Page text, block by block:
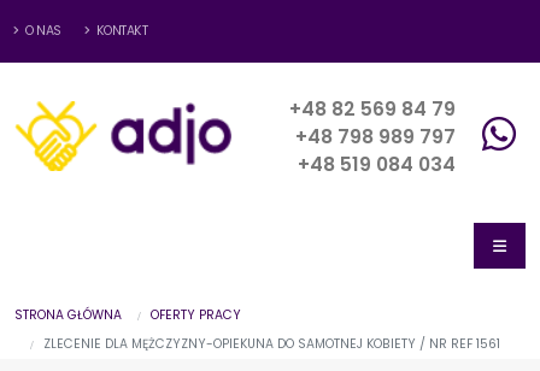
O NAS KONTAKT
+48 82 569 84 79
+48 798 989 797
+48 519 084 034
STRONA GŁÓWNA
OFERTY PRACY
ZLECENIE DLA MĘŻCZYZNY-OPIEKUNA DO SAMOTNEJ KOBIETY / NR REF 1561